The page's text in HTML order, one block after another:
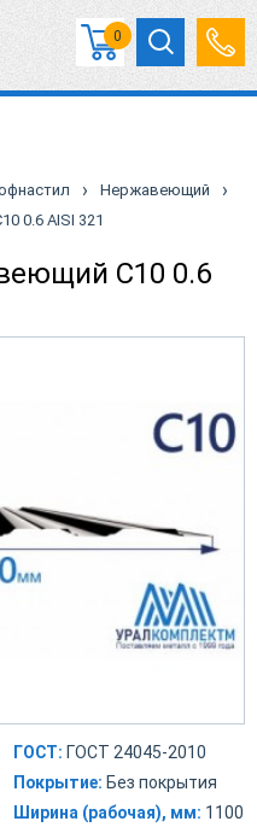
0
› Нержавеющий ›
0.6 AISI 321
С10 0.6
ГОСТ: ГОСТ 24045-2010
Покрытие: Без покрытия
Ширина (рабочая), мм: 1100